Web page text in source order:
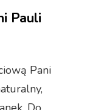
Pauli
Pani